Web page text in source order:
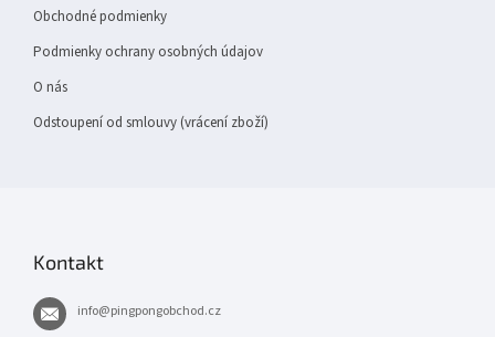
Obchodné podmienky
Podmienky ochrany osobných údajov
O nás
Odstoupení od smlouvy (vrácení zboží)
Kontakt
info@pingpongobchod.cz